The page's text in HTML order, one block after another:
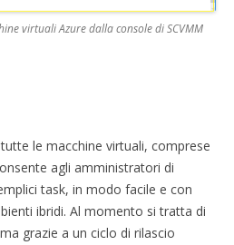
virtuali Azure dalla console di SCVMM
le macchine virtuali, comprese
agli amministratori di
task, in modo facile e con
ibridi. Al momento si tratta di
grazie a un ciclo di rilascio